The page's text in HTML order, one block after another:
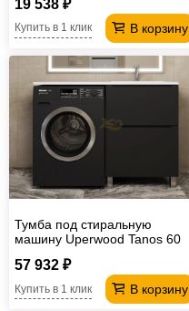
19 538 ₽
В корзину
Купить в 1 клик
Тумба под стиральную
машину Uperwood Tanos 60
черная
57 932 ₽
В корзину
Купить в 1 клик